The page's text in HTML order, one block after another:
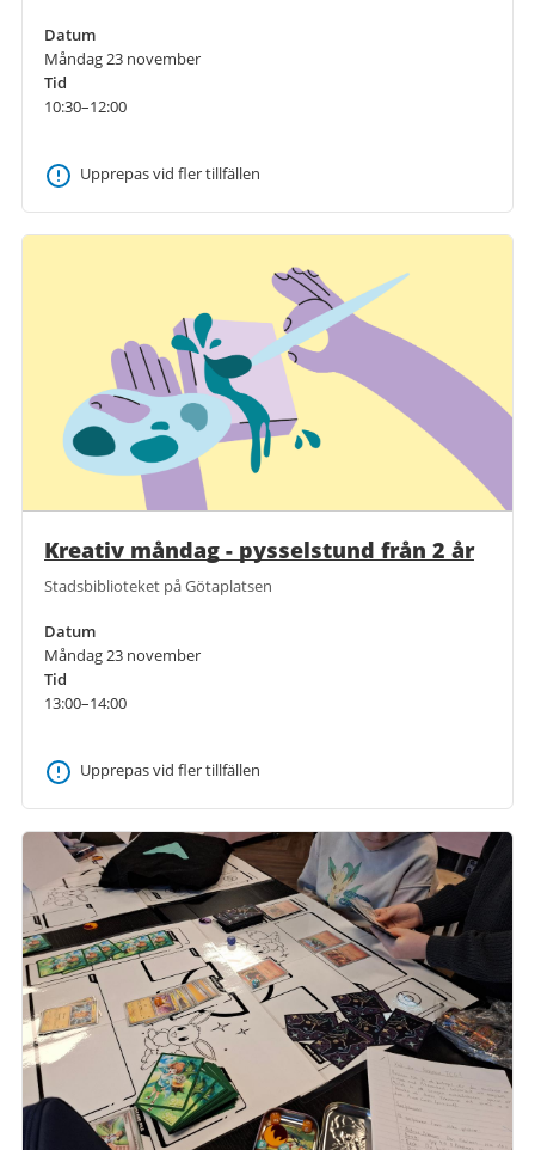
Datum
Måndag 23 november
Tid
10:30–12:00
Upprepas vid fler tillfällen
Kreativ måndag - pysselstund från 2 år
Stadsbiblioteket på Götaplatsen
Datum
Måndag 23 november
Tid
13:00–14:00
Upprepas vid fler tillfällen